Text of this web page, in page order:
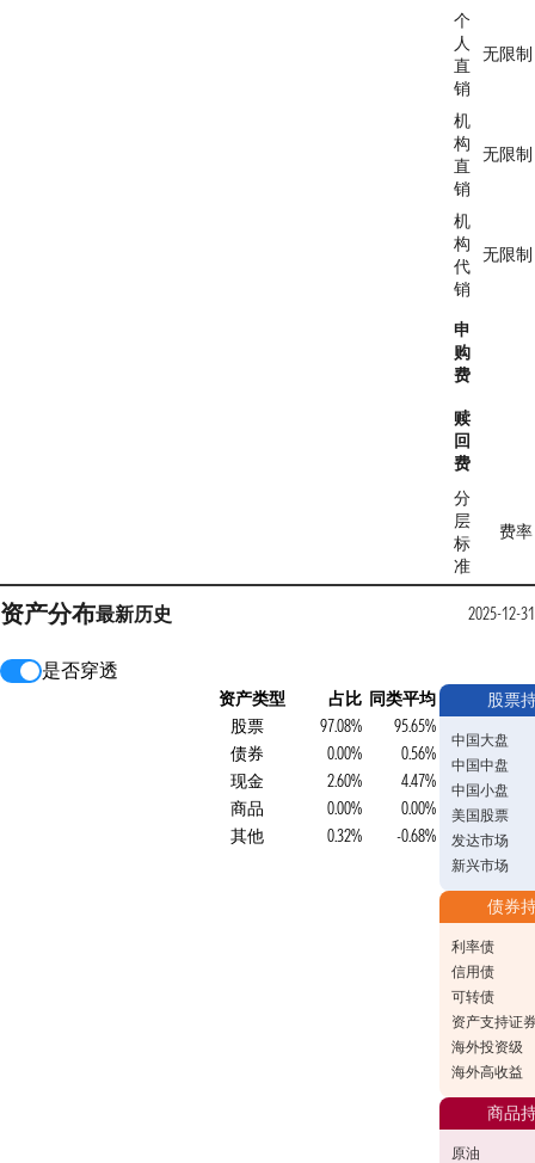
个
人
直
销
无限制
机
构
直
销
无限制
机
构
代
销
无限制
申
购
费
赎
回
费
分
层
标
准
费率
资产分布最新历史 2025-12-31
是否穿透
资产类型 占比 同类平均
股票
97.08%
95.65%
债券
0.00%
0.56%
现金
2.60%
4.47%
商品
0.00%
0.00%
其他
0.32% -0.68%
股票
中国大盘
中国中盘
中国小盘
美国股票
发达市场
新兴市场
债券
利率债
信用债
可转债
资产支持证
海外投资级
海外高收益
商品
原油